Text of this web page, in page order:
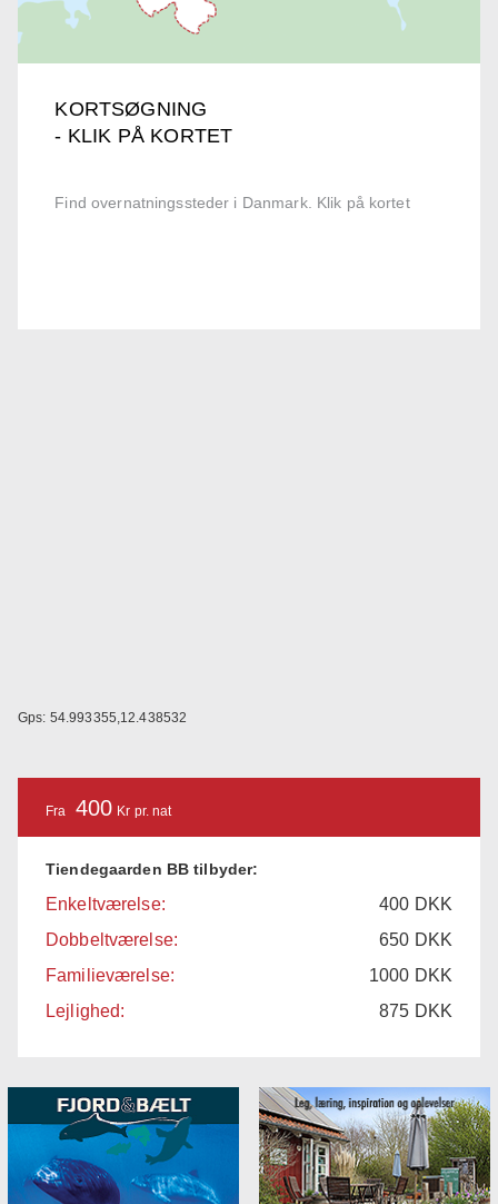
KORTSØGNING
- KLIK PÅ KORTET
Find overnatningssteder i Danmark. Klik på kortet
Gps: 54.993355,12.438532
Fra 400 Kr pr. nat
Tiendegaarden BB tilbyder:
Enkeltværelse: 400 DKK
Dobbeltværelse:
650 DKK
Familieværelse:
1000 DKK
Lejlighed:
875 DKK